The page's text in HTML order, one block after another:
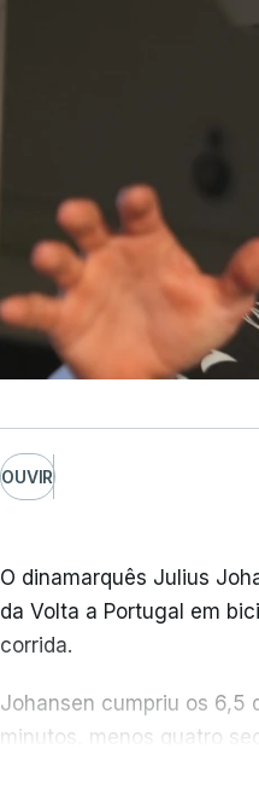
OUVIR
O dinamarquês Julius
da Volta a Portugal em
corrida.
Johansen cumpriu os 6,5
minutos, menos quatro
campeão olímpico de